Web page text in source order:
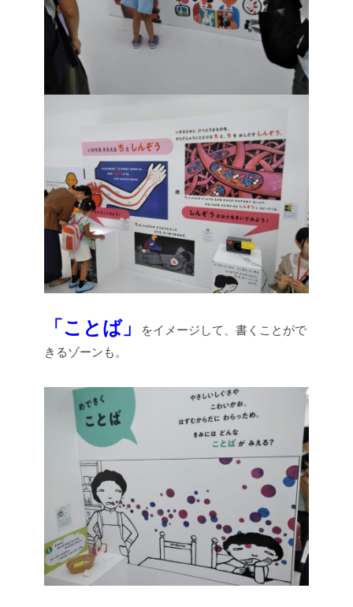
「ことば」
をイメージして、書くことがで
きるゾーンも。